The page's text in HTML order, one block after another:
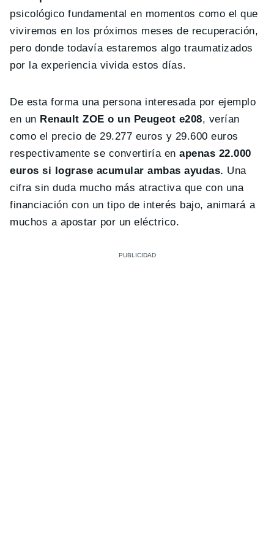
psicológico fundamental en momentos como el que
viviremos en los próximos meses de recuperación,
pero donde todavía estaremos algo traumatizados
por la experiencia vivida estos días.
De esta forma una persona interesada por ejemplo
en un Renault ZOE o un Peugeot e208, verían
como el precio de 29.277 euros y 29.600 euros
respectivamente se convertiría enapenas 22.000
euros si lograse acumular ambas ayudas. Una
cifra sin duda mucho más atractiva que con una
financiación con un tipo de interés bajo, animará a
muchos a apostar por un eléctrico.